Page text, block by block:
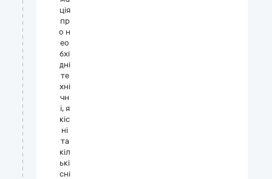
ція
пр
о н
ео
бхі
дні
те
хні
чн
і, я
кіс
ні
та
кіл
ькі
сні